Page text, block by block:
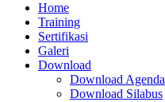
Home
Training
Sertifikasi
Galeri
Download
Download Agenda
Download Silabus